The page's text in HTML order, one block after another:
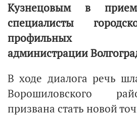
Кузнецовым в
специалисты
профильных
администрации
В ходе диалога речь
Ворошиловского
призвана стать новой